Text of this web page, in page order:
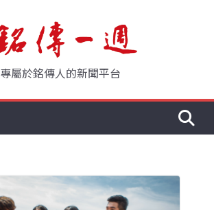
專屬於銘傳人的新聞平台